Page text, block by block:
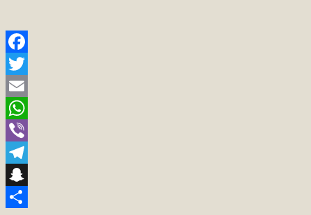
Facebook
Twitter
Email
WhatsApp
Viber
Telegram
Snapchat